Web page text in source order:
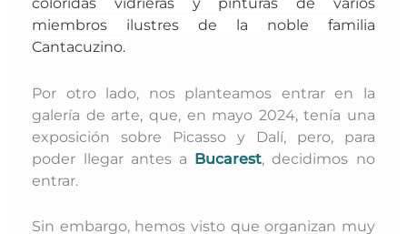
miembros ilustres de la noble familia
Cantacuzino.
Por otro lado, nos planteamos entrar en la
galería de arte, que, en mayo 2024, tenía una
exposición sobre Picasso y Dalí, pero, para
poder llegar antes a Bucarest, decidimos no
entrar.
Sin embargo, hemos visto que organizan muy